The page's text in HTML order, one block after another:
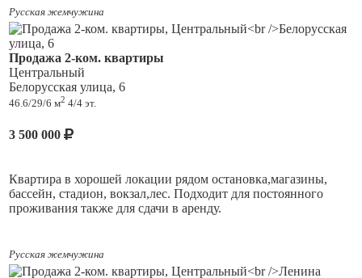
Хороший вариант для покупателей, которые ценят не
стандартную квартиру, а возможность адаптировать
пространство под индивидуальные потребности.
Звоните — расскажу подробнее об объекте и организую
просмотр.
Русская жемчужина
Продажа 2-ком. квартиры
Центральный
Белорусская улица, 6
46.6/29/6 м2 4/4 эт.
3 500 000
Квартира в хорошей локации рядом остановка,магазины,
бассейн, стадион, вокзал,лес. Подходит для постоянного
проживания также для сдачи в аренду.
Русская жемчужина